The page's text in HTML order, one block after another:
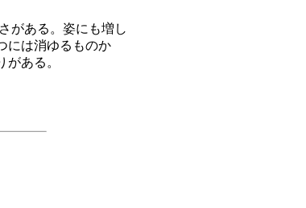
がある。姿にも増し
には消ゆるものか
がある。